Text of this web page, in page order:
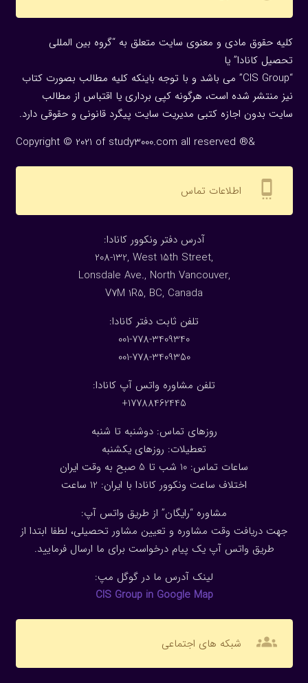
کلیه حقوق مادی و معنوی سایت متعلق به “گروه بین المللی
تحصیل کانادا” یا
“CIS Group” می باشد و با توجه باینکه کلیه مطالب بصورت کتاب
نیز منتشر شده است، هرگونه كپی برداری یا اقتباس از مطالب
سایت بدون اجازه كتبی مدیریت سایت پیگرد قانونی و حقوقی دارد.
Copyright © 2021 of study3000.com all reserved ®&
settings_cell اطلاعات تماس
:آدرس دفتر ونکوور کانادا
208-132, West 15th Street,
Lonsdale Ave., North Vancouver,
V7M 1R5, BC, Canada
:تلفن ثابت دفتر کانادا
001-778-3409340
001-778-3409350
تلفن مشاوره واتس آپ کانادا:
17788462445+
روزهای تماس: دوشنبه تا شنبه
تعطیلات: روزهای یکشنبه
ساعات تماس: 10 شب تا 5 صبح به وقت ایران
اختلاف ساعت ونکوور کانادا با ایران: 1 2 ساعت
مشاوره “رایگان” از طریق واتس آپ:
جهت دریافت وقت مشاوره و تعیین مشاور تحصیلی، لطفا ابتدا از
طریق واتس آپ یک پیام درخواست برای ما ارسال فرمایید.
لینک آدرس ما در گوگل مپ:
CIS Group in Google Map
groups شبکه های اجتماعی